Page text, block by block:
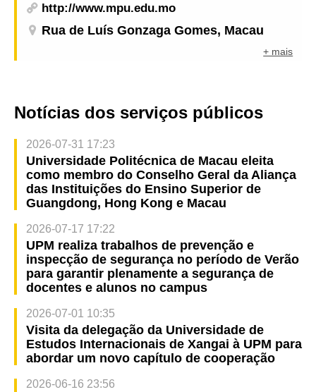
http://www.mpu.edu.mo
Rua de Luís Gonzaga Gomes, Macau
+ mais
Notícias dos serviços públicos
2026-07-31 17:23
Universidade Politécnica de Macau eleita
como membro do Conselho Geral da Aliança
das Instituições do Ensino Superior de
Guangdong, Hong Kong e Macau
2026-07-17 17:22
UPM realiza trabalhos de prevenção e
inspecção de segurança no período de Verão
para garantir plenamente a segurança de
docentes e alunos no campus
2026-07-01 10:35
Visita da delegação da Universidade de
Estudos Internacionais de Xangai à UPM para
abordar um novo capítulo de cooperação
2026-06-16 23:56